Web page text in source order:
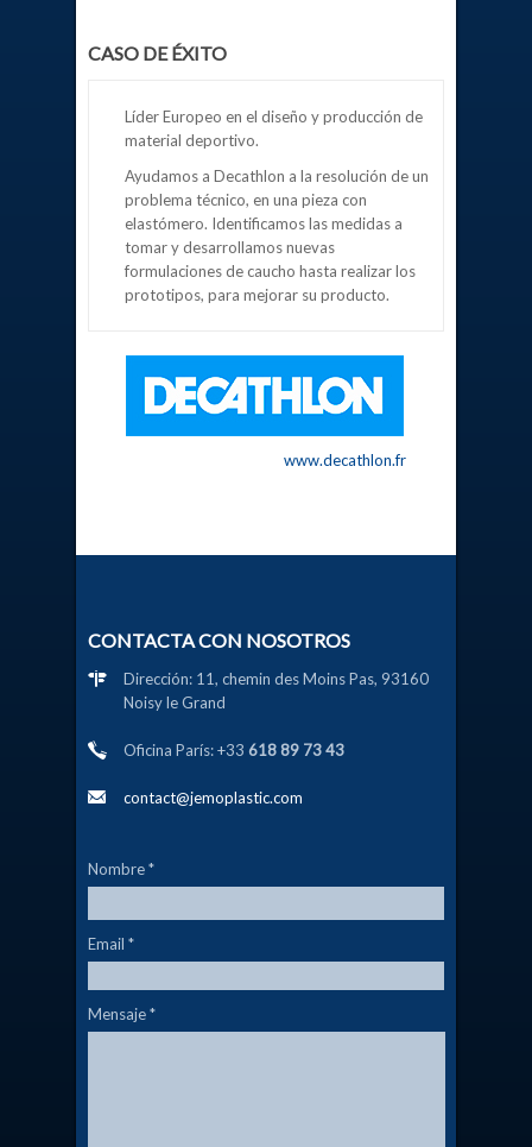
CASO DE ÉXITO
Líder Europeo en el diseño y producción de
material deportivo.
Ayudamos a Decathlon a la resolución de un
problema técnico, en una pieza con
elastómero. Identificamos las medidas a
tomar y desarrollamos nuevas
formulaciones de caucho hasta realizar los
prototipos, para mejorar su producto.
www.decathlon.fr
CONTACTA CON NOSOTROS
Dirección: 11, chemin des Moins Pas, 93160
Noisy le Grand
Oficina París: +33 618 89 73 43
contact@jemoplastic.com
Nombre*
Email *
Mensaje*